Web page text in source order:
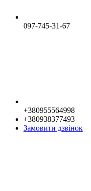
097-745-31-67
+380955564998
+380938377493
Замовити дзвінок